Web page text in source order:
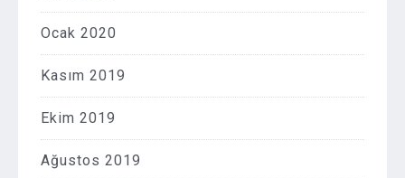
Ocak 2020
Kasım 2019
Ekim 2019
Ağustos 2019